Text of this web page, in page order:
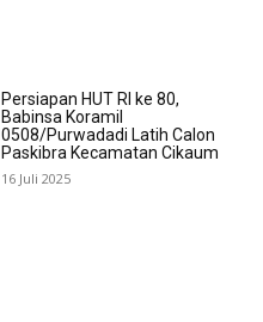
Persiapan HUT RI ke 80,
Babinsa Koramil
0508/Purwadadi Latih Calon
Paskibra Kecamatan Cikaum
16 Juli 2025